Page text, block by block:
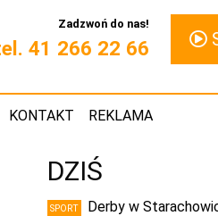
Zadzwoń do nas!
41 266 22 66
KONTAKT REKLAMA
DZIŚ
SPORT
Derby w